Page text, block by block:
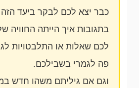
כבר יצא לכם לבקר ביעד
בתגובות איך הייתה החוויה
לכם שאלות או התלבטויות
פה לגמרי בשבילכם.
וגם אם גיליתם משהו חדש